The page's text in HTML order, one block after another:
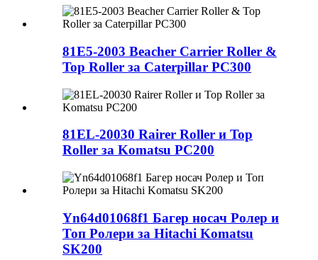
81E5-2003 Beacher Carrier Roller &
Top Roller за Caterpillar PC300
81EL-20030 Rairer Roller и Top
Roller за Komatsu PC200
Yn64d01068f1 Багер носач Ролер и
Топ Ролери за Hitachi Komatsu
SK200